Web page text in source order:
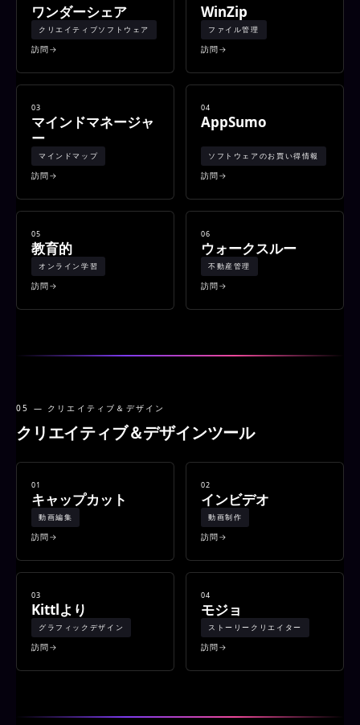
ワンダーシェア
クリエイティブソフトウェア
訪問
WinZip
ファイル管理
訪問
03
マインドマネージャ
ー
マインドマップ
訪問
04
AppSumo
ソフトウェアのお買い得情報
訪問
05
教育的
オンライン学習
訪問
06
ウォークスルー
不動産管理
訪問
05 — クリエイティブ＆デザイン
クリエイティブ＆デザインツール
01
キャップカット
動画編集
訪問
02
インビデオ
動画制作
訪問
03
Kittlより
グラフィックデザイン
訪問
04
モジョ
ストーリークリエイター
訪問